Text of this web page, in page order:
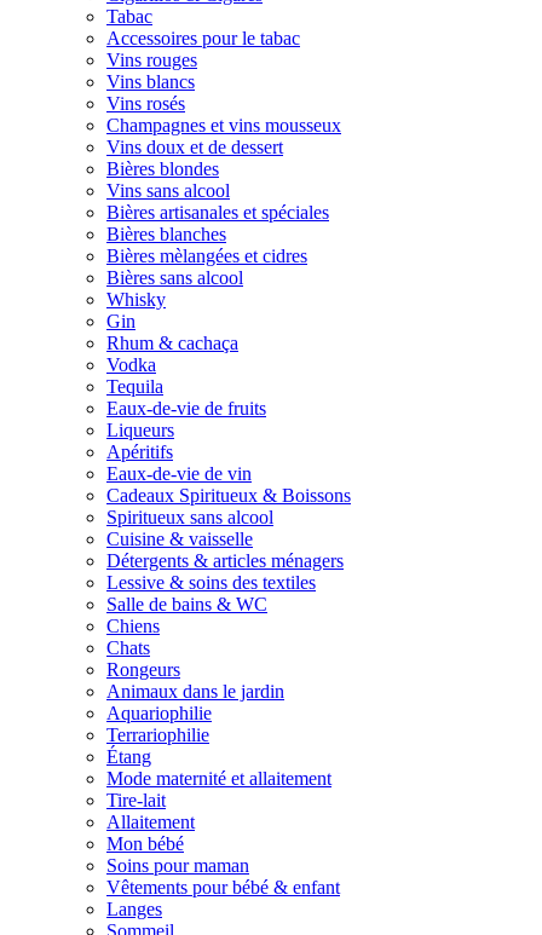
Tabac
Accessoires pour le tabac
Vins rouges
Vins blancs
Vins rosés
Champagnes et vins mousseux
Vins doux et de dessert
Bières blondes
Vins sans alcool
Bières artisanales et spéciales
Bières blanches
Bières mèlangées et cidres
Bières sans alcool
Whisky
Gin
Rhum & cachaça
Vodka
Tequila
Eaux-de-vie de fruits
Liqueurs
Apéritifs
Eaux-de-vie de vin
Cadeaux Spiritueux & Boissons
Spiritueux sans alcool
Cuisine & vaisselle
Détergents & articles ménagers
Lessive & soins des textiles
Salle de bains & WC
Chiens
Chats
Rongeurs
Animaux dans le jardin
Aquariophilie
Terrariophilie
Étang
Mode maternité et allaitement
Tire-lait
Allaitement
Mon bébé
Soins pour maman
Vêtements pour bébé & enfant
Langes
Sommeil